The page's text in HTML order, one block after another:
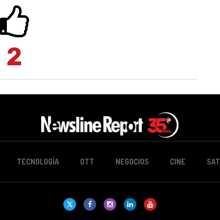
2
TECNOLOGÍA OTT NEGOCIOS CINE